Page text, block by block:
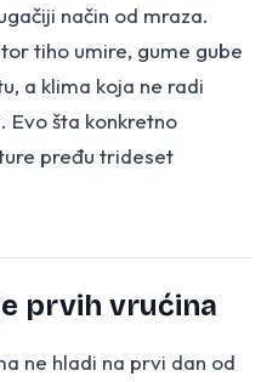
način od mraza.
tiho umire, gume gube
a klima koja ne radi
Evo šta konkretno
pređu trideset
prvih vrućina
ne hladi na prvi dan od